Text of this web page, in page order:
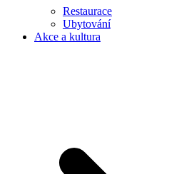
Restaurace
Ubytování
Akce a kultura